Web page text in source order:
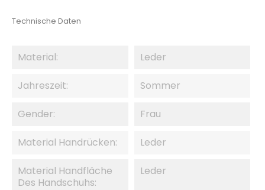
Technische Daten
Material: Leder
Jahreszeit: Sommer
Gender: Frau
Material Handrücken: Leder
Material Handfläche
Des Handschuhs:
Leder